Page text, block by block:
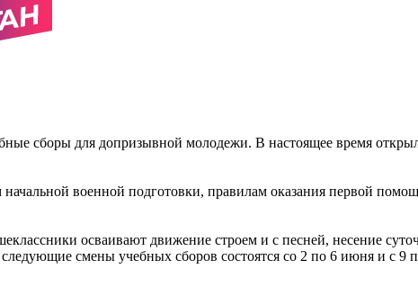
сборы для допризывной молодежи. В настоящее время
военной подготовки, правилам оказания первой
осваивают движение строем и с песней, несение
смены учебных сборов состоятся со 2 по 6 июня и с 9